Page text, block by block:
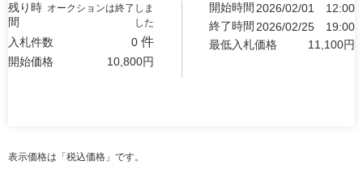
残り時
間
オークションは終了しま
した
入札件数 0 件
開始価格 10,800円
開始時間 2026/02/01
12:00
終了時間 2026/02/25
19:00
最低入札価格
11,100円
表示価格は「税込価格」です。